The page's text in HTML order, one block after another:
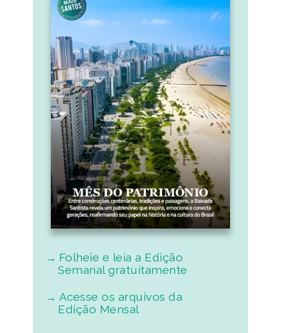
Folheie e leia a Edição
Semanal gratuitamente
Acesse os arquivos da
Edição Mensal